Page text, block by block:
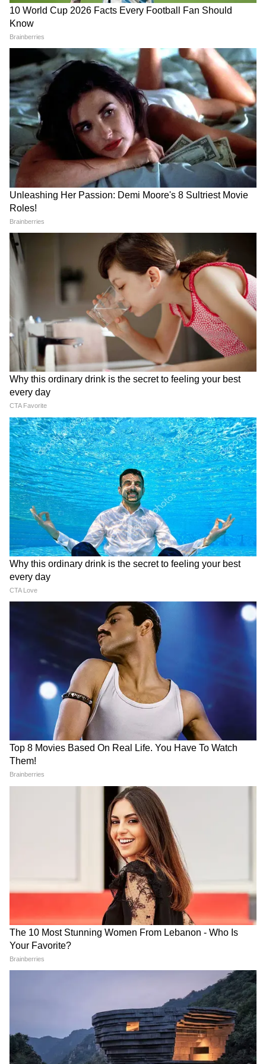
चीन की चाल पर भारत की तगड़ी
सर्जिकल स्ट्राइक! सर्वे ऑफ इंडिया ने
नक्शे पर उकेरा अरुणाचल का सच!
ख़ामोश घर, बंद दरवाज़े और महिला
नहीं
LATEST VIDEOS
Modi in IIT Delhi: '1 लाख करोड़..अंग्रेजी में
बोलूं', देश के युवाओं को Modi ने दिया बहुत बड़ा
टास्क
देर रात Rishabh Pant की इस शिकायत पर
CM Pushkar Dhami की पहली प्रतिक्रिया